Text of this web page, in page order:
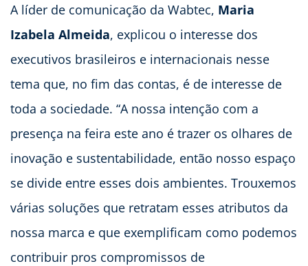
A líder de comunicação da Wabtec, Maria
Izabela Almeida, explicou o interesse dos
executivos brasileiros e internacionais nesse
tema que, no fim das contas, é de interesse de
toda a sociedade. “A nossa intenção com a
presença na feira este ano é trazer os olhares de
inovação e sustentabilidade, então nosso espaço
se divide entre esses dois ambientes. Trouxemos
várias soluções que retratam esses atributos da
nossa marca e que exemplificam como podemos
contribuir pros compromissos de